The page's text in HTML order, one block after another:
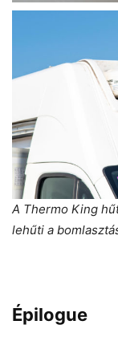
A Thermo King
lehűti a
Épilogue